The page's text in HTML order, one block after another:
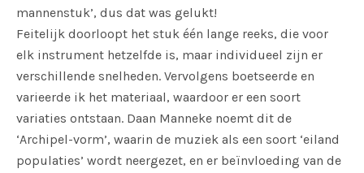
mannenstuk’, dus dat was gelukt!
Feitelijk doorloopt het stuk één lange reeks, die voor
elk instrument hetzelfde is, maar individueel zijn er
verschillende snelheden. Vervolgens boetseerde en
varieerde ik het materiaal, waardoor er een soort
variaties ontstaan. Daan Manneke noemt dit de
‘Archipel-vorm’, waarin de muziek als een soort ‘eiland
populaties’ wordt neergezet, en er beïnvloeding van de